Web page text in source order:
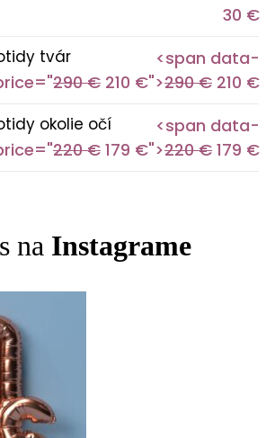
30 €
tvár
<span data-
290 € 210 €">290 € 210 €
okolie očí
<span data-
220 € 179 €">220 € 179 €
na Instagrame